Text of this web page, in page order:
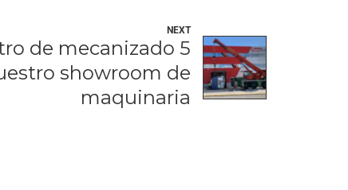
NEXT
de mecanizado 5
showroom de
maquinaria